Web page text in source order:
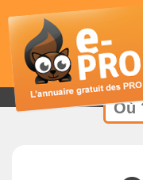
L'annuaire qui